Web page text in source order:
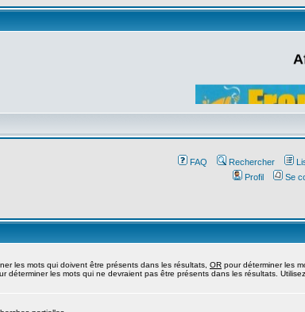
FAQ Rechercher
Profil
Se
les mots qui doivent être présents dans les résultats, OR pour déterminer les
déterminer les mots qui ne devraient pas être présents dans les résultats.